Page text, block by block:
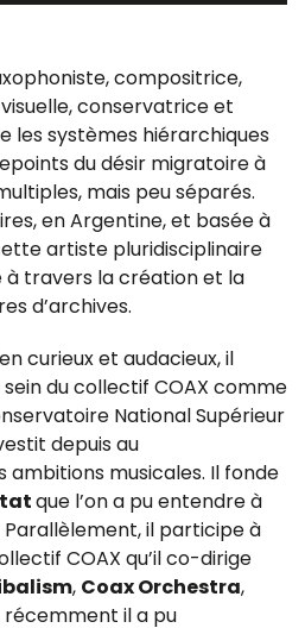
compositrice,
conservatrice et
les systèmes hiérarchiques
du désir migratoire à
mais peu séparés.
en Argentine, et basée à
artiste pluridisciplinaire
travers la création et la
d’archives.
curieux et audacieux, il
du collectif COAX comme
National Supérieur
depuis au
musicales. Il fonde
que l’on a pu entendre à
Parallèlement, il participe à
COAX qu’il co-dirige
, Coax Orchestra,
récemment il a pu